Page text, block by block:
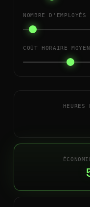
NOMBRE D'EMPLOYÉS
COÛT HORAIRE
HEURES